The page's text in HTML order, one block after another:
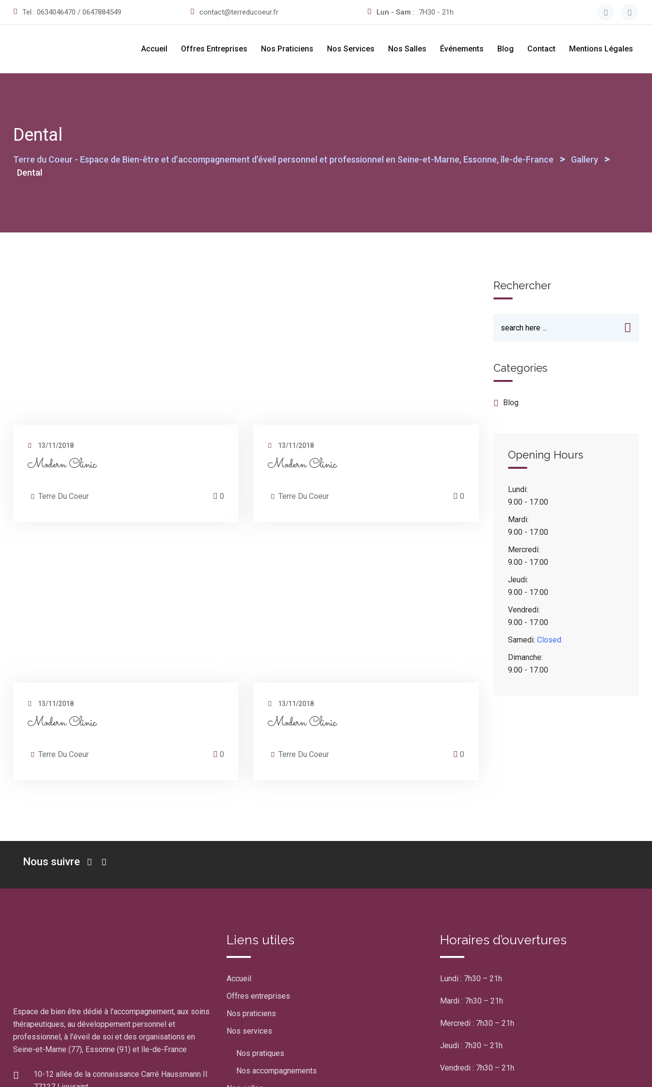
Tel : 0634046470 / 0647884549 contact@terreducoeur.fr Lun - Sam : 7H30 - 21h
Accueil Offres Entreprises Nos Praticiens Nos Services Nos Salles Événements Blog Contact Mentions Légales
Dental
Terre du Coeur - Espace de Bien-être et d’accompagnement d’éveil personnel et professionnel en Seine-et-Marne, Essonne, île-de-France > Gallery >
Dental
13/11/2018
Modern Clinic
Terre Du Coeur 0
13/11/2018
Modern Clinic
Terre Du Coeur 0
13/11/2018
Modern Clinic
Terre Du Coeur 0
13/11/2018
Modern Clinic
Terre Du Coeur 0
Rechercher
Categories
Blog
Opening Hours
Lundi:
9.00 - 17.00
Mardi:
9.00 - 17.00
Mercredi:
9.00 - 17.00
Jeudi:
9.00 - 17.00
Vendredi:
9.00 - 17.00
Samedi: Closed
Dimanche:
9.00 - 17.00
Nous suivre
Espace de bien être dédié à l'accompagnement, aux soins
thérapeutiques, au développement personnel et
professionnel, à l'éveil de soi et des organisations en
Seine-et-Marne (77), Essonne (91) et île-de-France
10-12 allée de la connaissance Carré Haussmann II
Liens utiles
Accueil
Offres entreprises
Nos praticiens
Nos services
Nos pratiques
Nos accompagnements
Horaires d’ouvertures
Lundi : 7h30 – 21h
Mardi : 7h30 – 21h
Mercredi : 7h30 – 21h
Jeudi : 7h30 – 21h
Vendredi : 7h30 – 21h